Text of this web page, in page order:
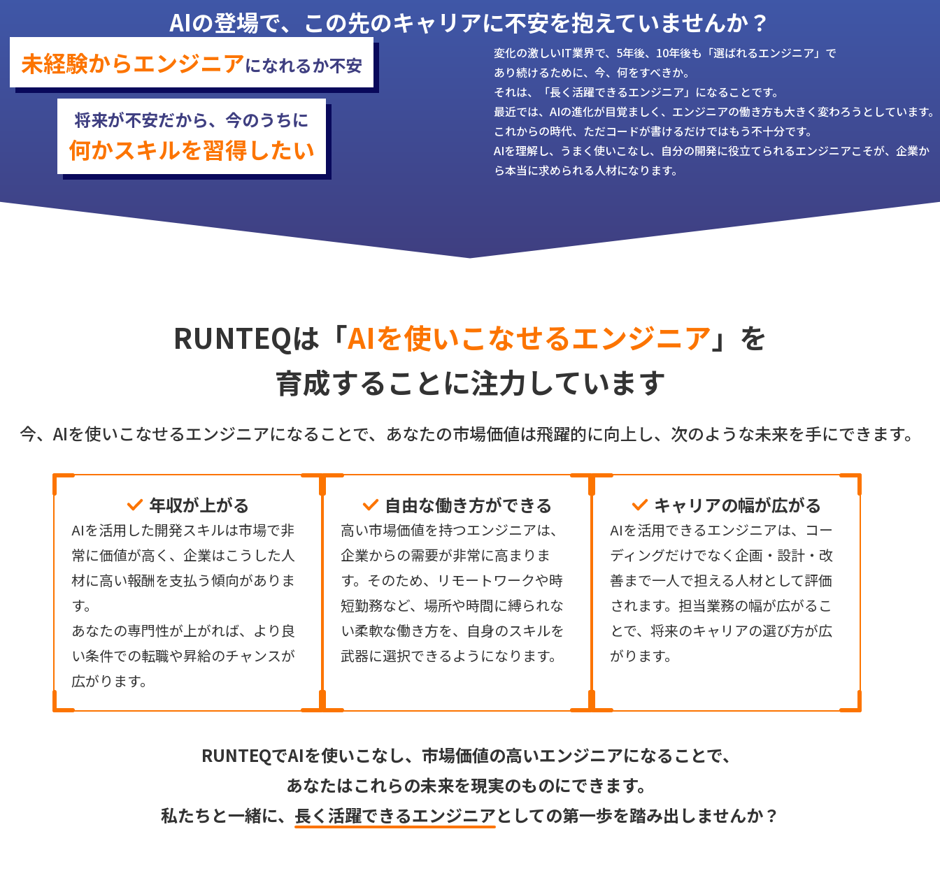
AIの登場で、この先のキャリアに不安を抱えていませんか？
未経験からエンジニアになれるか不安
将来が不安だから、 今のうちに
何かスキルを習得したい
変化の激しいIT業界で、5年後、10年後も「選ばれるエンジニア」で
あり続けるために、今、何をすべきか。
それは、「長く活躍できるエンジニア」になることです。
最近では、AIの進化が目覚ましく、エンジニアの働き方も大きく変わろうとしています。
これからの時代、ただコードが書けるだけではもう不十分です。
AIを理解し、うまく使いこなし、自分の開発に役立てられるエンジニアこそが、企業か
ら本当に求められる人材になります。
RUNTEQは 「AIを使いこなせるエンジニア」を
育成することに注力しています
今、AIを使いこなせるエンジニアになることで、あなたの市場価値は飛躍的に向上し、次のような未来を手にできます。
年収が上がる
AIを活用した開発スキルは市場で非
常に価値が高く、企業はこうした人
材に高い報酬を支払う傾向がありま
す。
あなたの専門性が上がれば、より良
い条件での転職や昇給のチャンスが
広がります。
自由な働き方ができる
高い市場価値を持つエンジニアは、
企業からの需要が非常に高まりま
す。そのため、リモートワークや時
短勤務など、場所や時間に縛られな
い柔軟な働き方を、自身のスキルを
武器に選択できるようになります。
キャリアの幅が広がる
AIを活用できるエンジニアは、コー
ディングだけでなく企画・設計・改
善まで一人で担える人材として評価
されます。担当業務の幅が広がるこ
とで、将来のキャリアの選び方が広
がります。
RUNTEQでAIを使いこなし、 市場価値の高いエンジニアになることで、
あなたはこれらの未来を現実のものにできます。
私たちと一緒に、 長く活躍できるエンジニアとしての第一歩を踏み出しませんか？